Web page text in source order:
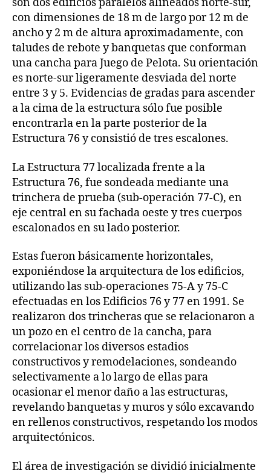
con dimensiones de 18 m de largo por 12 m de
ancho y 2 m de altura aproximadamente, con
taludes de rebote y banquetas que conforman
una cancha para Juego de Pelota. Su orientación
es norte-sur ligeramente desviada del norte
entre 3 y 5. Evidencias de gradas para ascender
a la cima de la estructura sólo fue posible
encontrarla en la parte posterior de la
Estructura 76 y consistió de tres escalones.
La Estructura 77 localizada frente a la
Estructura 76, fue sondeada mediante una
trinchera de prueba (sub-operación 77-C), en
eje central en su fachada oeste y tres cuerpos
escalonados en su lado posterior.
Estas fueron básicamente horizontales,
exponiéndose la arquitectura de los edificios,
utilizando las sub-operaciones 75-A y 75-C
efectuadas en los Edificios 76 y 77 en 1991. Se
realizaron dos trincheras que se relacionaron a
un pozo en el centro de la cancha, para
correlacionar los diversos estadios
constructivos y remodelaciones, sondeando
selectivamente a lo largo de ellas para
ocasionar el menor daño a las estructuras,
revelando banquetas y muros y sólo excavando
en rellenos constructivos, respetando los modos
arquitectónicos.
El área de investigación se dividió inicialmente